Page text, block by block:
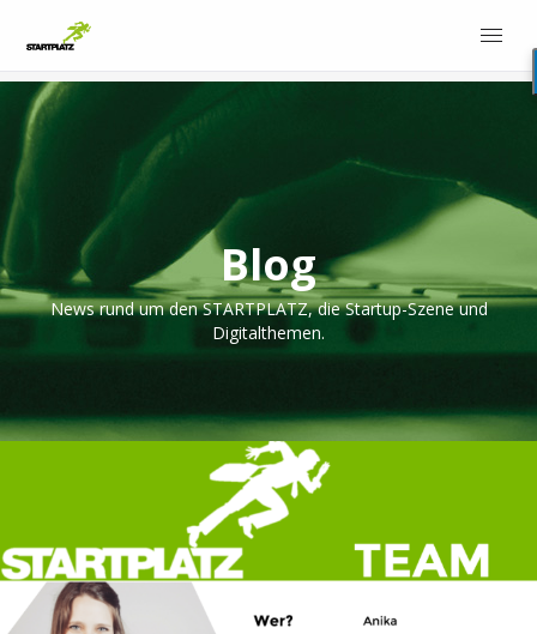
Blog
News rund um den STARTPLATZ, die Startup-Szene und
Digitalthemen.